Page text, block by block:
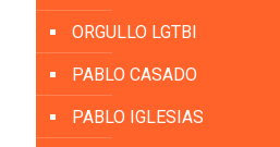
ORGULLO LGTBI
PABLO CASADO
PABLO IGLESIAS